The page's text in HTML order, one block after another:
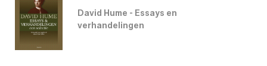
David Hume - Essays en
verhandelingen